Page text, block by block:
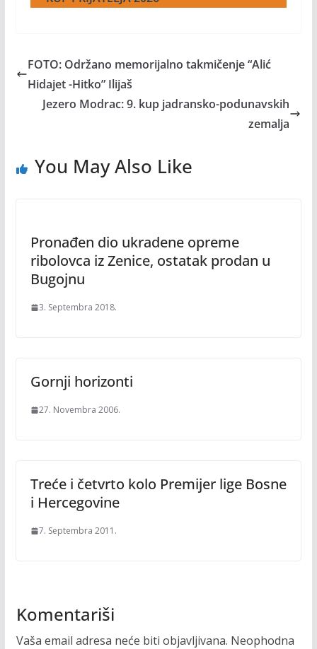
FOTO: Održano memorijalno takmičenje “Alić
Hidajet -Hitko” Ilijaš
Jezero Modrac: 9. kup jadransko-podunavskih
zemalja
You May Also Like
Pronađen dio ukradene opreme
ribolovca iz Zenice, ostatak prodan u
Bugojnu
3. Septembra 2018.
Gornji horizonti
27. Novembra 2006.
Treće i četvrto kolo Premijer lige Bosne
i Hercegovine
7. Septembra 2011.
Komentariši
Vaša email adresa neće biti objavljivana. Neophodna